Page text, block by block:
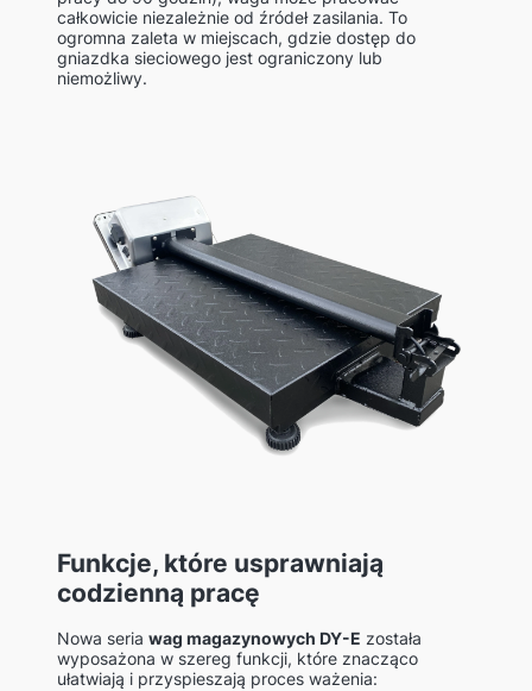
całkowicie niezależnie od źródeł zasilania. To
ogromna zaleta w miejscach, gdzie dostęp do
gniazdka sieciowego jest ograniczony lub
niemożliwy.
Funkcje, które usprawniają
codzienną pracę
Nowa seria wag magazynowych DY-E została
wyposażona w szereg funkcji, które znacząco
ułatwiają i przyspieszają proces ważenia: